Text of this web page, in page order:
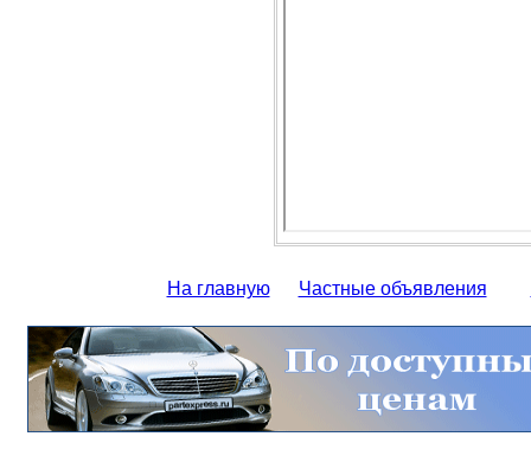
На главную Частные объявления